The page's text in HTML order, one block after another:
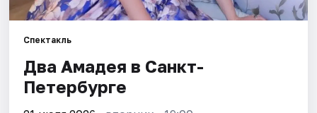
События
Города
Площадки
Спектакль
Два Амадея в Санкт-
Петербурге